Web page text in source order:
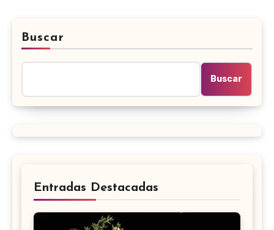
Buscar
Buscar
Entradas Destacadas